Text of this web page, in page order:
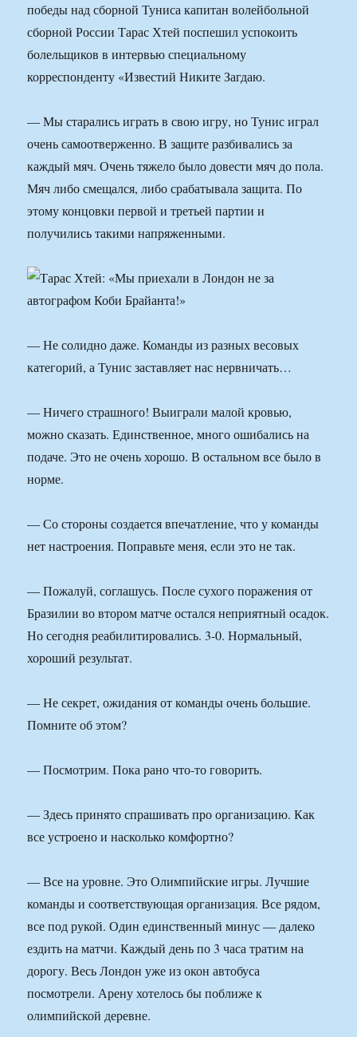
победы над сборной Туниса капитан волейбольной
сборной России Тарас Хтей поспешил успокоить
болельщиков в интервью специальному
корреспонденту «Известий Никите Загдаю.
— Мы старались играть в свою игру, но Тунис играл
очень самоотверженно. В защите разбивались за
каждый мяч. Очень тяжело было довести мяч до пола.
Мяч либо смещался, либо срабатывала защита. По
этому концовки первой и третьей партии и
получились такими напряженными.
— Не солидно даже. Команды из разных весовых
категорий, а Тунис заставляет нас нервничать…
— Ничего страшного! Выиграли малой кровью,
можно сказать. Единственное, много ошибались на
подаче. Это не очень хорошо. В остальном все было в
норме.
— Со стороны создается впечатление, что у команды
нет настроения. Поправьте меня, если это не так.
— Пожалуй, соглашусь. После сухого поражения от
Бразилии во втором матче остался неприятный осадок.
Но сегодня реабилитировались. 3-0. Нормальный,
хороший результат.
— Не секрет, ожидания от команды очень большие.
Помните об этом?
— Посмотрим. Пока рано что-то говорить.
— Здесь принято спрашивать про организацию. Как
все устроено и насколько комфортно?
— Все на уровне. Это Олимпийские игры. Лучшие
команды и соответствующая организация. Все рядом,
все под рукой. Один единственный минус — далеко
ездить на матчи. Каждый день по 3 часа тратим на
дорогу. Весь Лондон уже из окон автобуса
посмотрели. Арену хотелось бы поближе к
олимпийской деревне.